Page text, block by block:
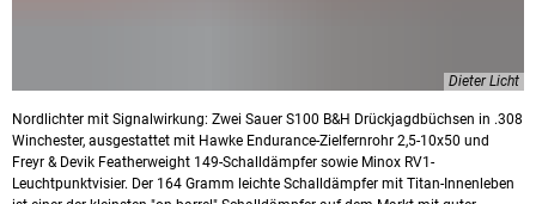
Dieter Licht
Nordlichter mit Signalwirkung: Zwei Sauer S100 B&H Drückjagdbüchsen in .308
Winchester, ausgestattet mit Hawke Endurance-Zielfernrohr 2,5-10x50 und
Freyr & Devik Featherweight 149-Schalldämpfer sowie Minox RV1-
Leuchtpunktvisier. Der 164 Gramm leichte Schalldämpfer mit Titan-Innenleben